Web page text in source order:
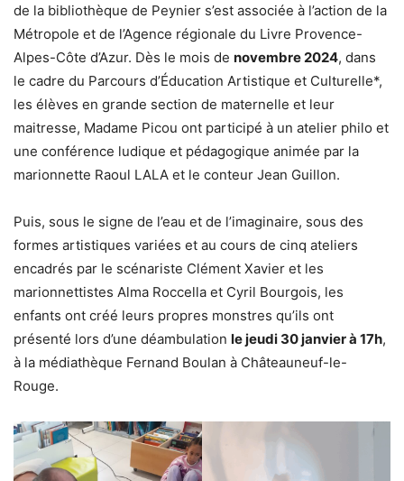
de la bibliothèque de Peynier s’est associée à l’action de la
Métropole et de l’Agence régionale du Livre Provence-
Alpes-Côte d’Azur. Dès le mois de novembre 2024, dans
le cadre du Parcours d’Éducation Artistique et Culturelle*,
les élèves en grande section de maternelle et leur
maitresse, Madame Picou ont participé à un atelier philo et
une conférence ludique et pédagogique animée par la
marionnette Raoul LALA et le conteur Jean Guillon.
Puis, sous le signe de l’eau et de l’imaginaire, sous des
formes artistiques variées et au cours de cinq ateliers
encadrés par le scénariste Clément Xavier et les
marionnettistes Alma Roccella et Cyril Bourgois, les
enfants ont créé leurs propres monstres qu’ils ont
présenté lors d’une déambulation le jeudi 30 janvier à 17h,
à la médiathèque Fernand Boulan à Châteauneuf-le-
Rouge.